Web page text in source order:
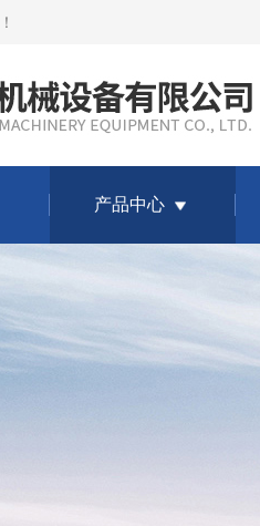
！
产品中心